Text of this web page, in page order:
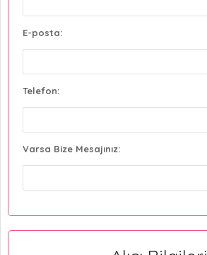
E-posta:
Telefon:
Varsa Bize Mesajınız: